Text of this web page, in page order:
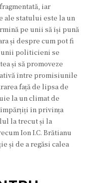
iar
statului este la un
pe unii să își pună
și despre cum pot fi
unii politicieni se
și să promoveze
între promisiunile
față de lipsa de
la un climat de
în privința
la trecut și la
Ion I.C. Brătianu
și de a regăsi calea